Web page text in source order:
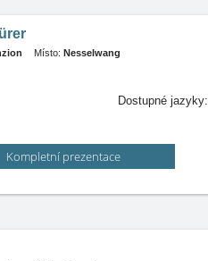
Místo: Nesselwang
Dostupné jazyky:
Kompletní prezentace